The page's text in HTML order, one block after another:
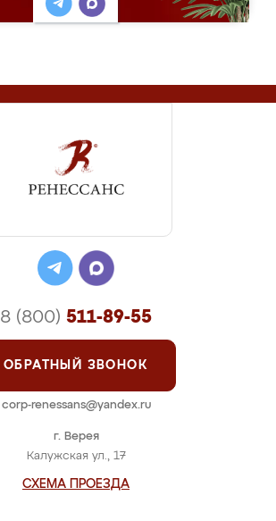
г. Верея
Калужская ул., 17
СХЕМА ПРОЕЗДА
8 (800) 511-89-55
ОБРАТНЫЙ ЗВОНОК
corp-renessans@yandex.ru